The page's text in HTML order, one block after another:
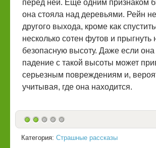
перед ней. Еще одним признаком
она стояла над деревьями. Рейн
другого выхода, кроме как
несколько сотен футов и прыгнуть
безопасную высоту. Даже если
падение с такой высоты может
серьезным повреждениям и,
учитывая, где она находится.
Категория: Страшные рассказы